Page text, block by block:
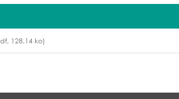
128,14 ko)